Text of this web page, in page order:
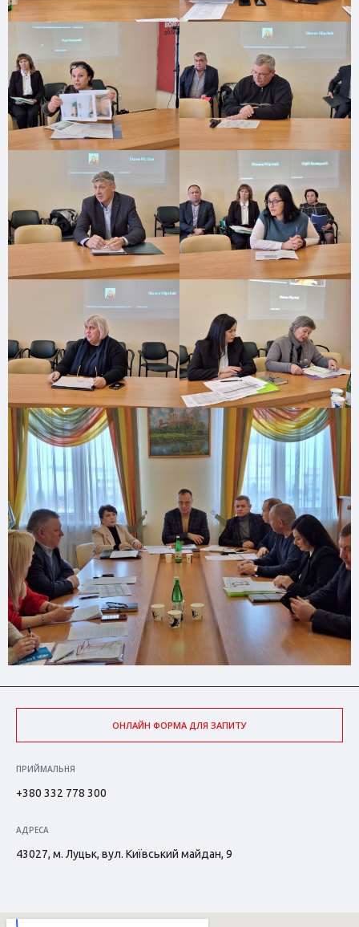
ОНЛАЙН ФОРМА ДЛЯ ЗАПИТУ
ПРИЙМАЛЬНЯ
+380 332 778 300
АДРЕСА
43027, м. Луцьк, вул. Київський майдан, 9